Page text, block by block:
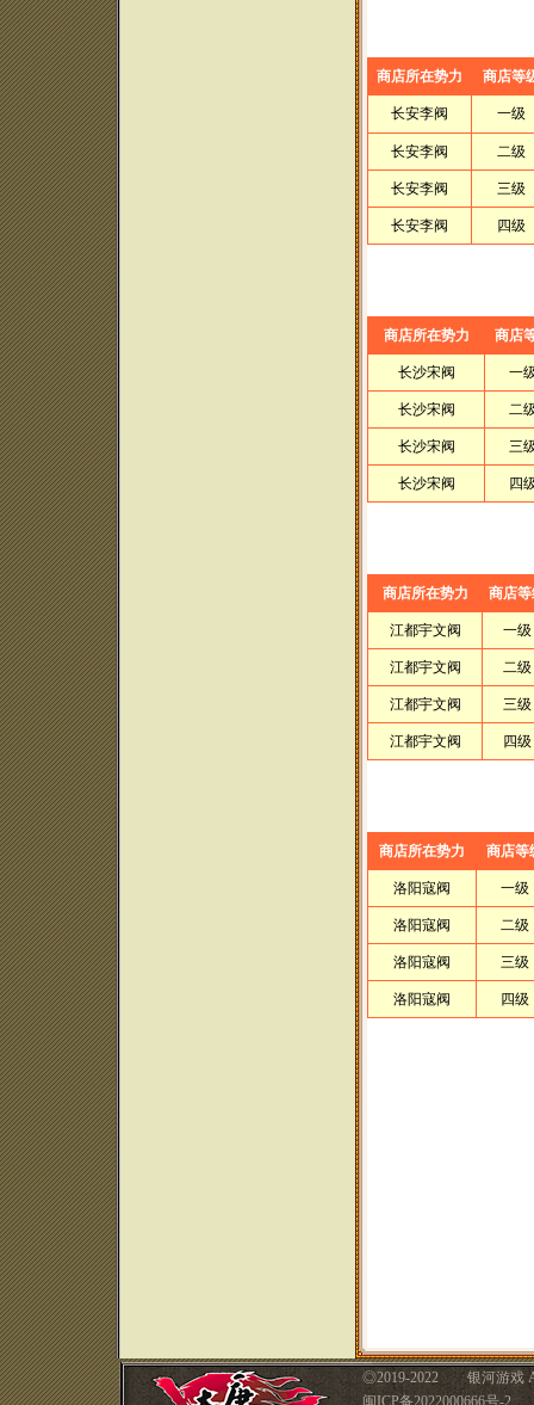
商店所在势力 商店等
长安李阀 一级
长安李阀 二级
长安李阀 三级
长安李阀 四级
商店所在势力 商店
长沙宋阀 一
长沙宋阀 二
长沙宋阀 三
长沙宋阀 四
商店所在势力 商店等
江都宇文阀 一级
江都宇文阀 二级
江都宇文阀 三级
江都宇文阀 四级
商店所在势力 商店等
洛阳寇阀 一级
洛阳寇阀 二级
洛阳寇阀 三级
洛阳寇阀 四级
◎2019-2022 银河游戏
闽ICP备2022000666号